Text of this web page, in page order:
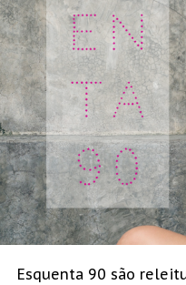
Esquenta 90 são